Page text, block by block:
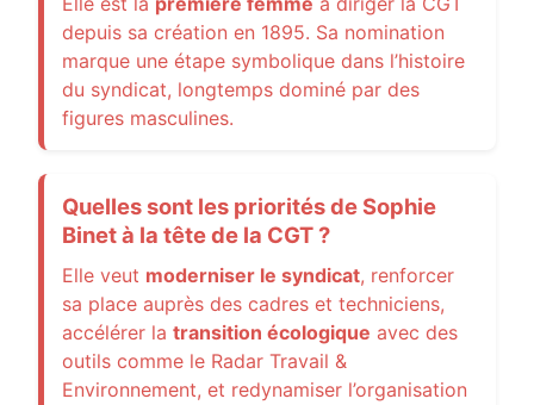
depuis sa création en 1895. Sa nomination
marque une étape symbolique dans l’histoire
du syndicat, longtemps dominé par des
figures masculines.
Quelles sont les priorités de Sophie
Binet à la tête de la CGT ?
Elle veut moderniser le syndicat, renforcer
sa place auprès des cadres et techniciens,
accélérer la transition écologique avec des
outils comme le Radar Travail &
Environnement, et redynamiser l’organisation